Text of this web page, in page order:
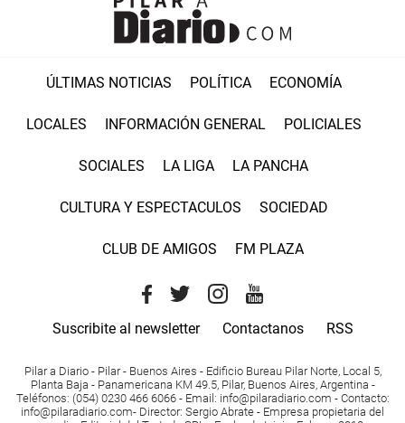
ÚLTIMAS NOTICIAS POLÍTICA ECONOMÍA
LOCALES INFORMACIÓN GENERAL POLICIALES
SOCIALES LA LIGA LA PANCHA
CULTURA Y ESPECTACULOS SOCIEDAD
CLUB DE AMIGOS FM PLAZA
Suscribite al newsletter Contactanos RSS
Pilar a Diario - Pilar - Buenos Aires - Edificio Bureau Pilar Norte, Local 5,
Planta Baja - Panamericana KM 49.5, Pilar, Buenos Aires, Argentina -
Teléfonos: (054) 0230 466 6066 - Email : info@pilaradiario.com - Contacto:
info@pilaradiario.com- Director: Sergio Abrate - Empresa propietaria del